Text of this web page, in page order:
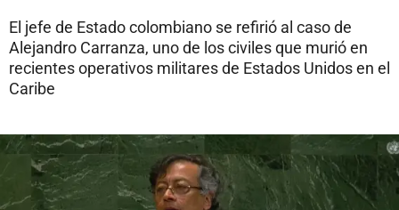
El jefe de Estado colombiano se refirió al caso de
Alejandro Carranza, uno de los civiles que murió en
recientes operativos militares de Estados Unidos en el
Caribe